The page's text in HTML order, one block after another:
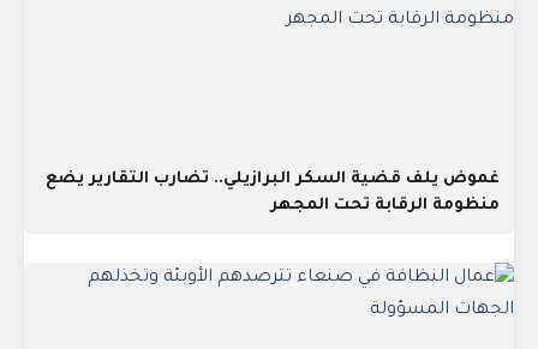
غموض يلف قضية السكر البرازيلي.. تضارب التقارير يضع
منظومة الرقابة تحت المجهر